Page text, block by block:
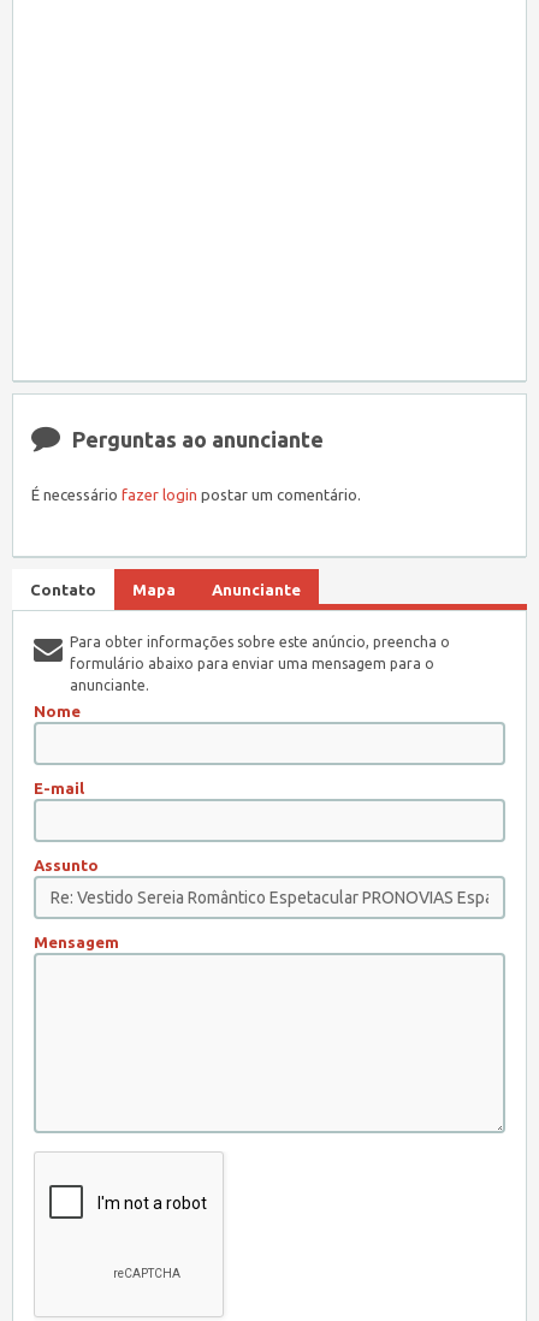
Perguntas ao anunciante
É necessário fazer login postar um comentário.
Contato Mapa Anunciante
Para obter informações sobre este anúncio, preencha o
formulário abaixo para enviar uma mensagem para o
anunciante.
Nome
E-mail
Assunto
Mensagem